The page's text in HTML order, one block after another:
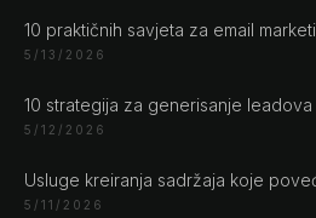
10 praktičnih savjeta za email
5/13/2026
10 strategija za generisanje
5/12/2026
Usluge kreiranja sadržaja koje
5/11/2026